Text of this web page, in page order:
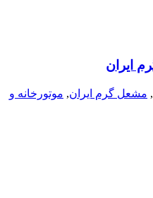
, مشعل گرم ایران, موتورخانه و